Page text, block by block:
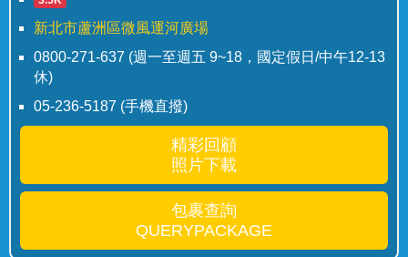
新北市蘆洲區微風運河廣場
0800-271-637 (週一至週五 9~18，國定假日/中午12-13
休)
05-236-5187 (手機直撥)
精彩回顧
照片下載
包裹查詢
QUERYPACKAGE